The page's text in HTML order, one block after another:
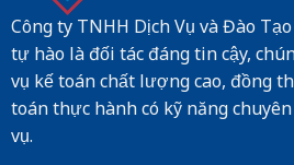
Công ty TNHH Dịch Vụ và Đào
tự hào là đối tác đáng tin cậy,
vụ kế toán chất lượng cao, đồng
toán thực hành có kỹ năng
vụ.